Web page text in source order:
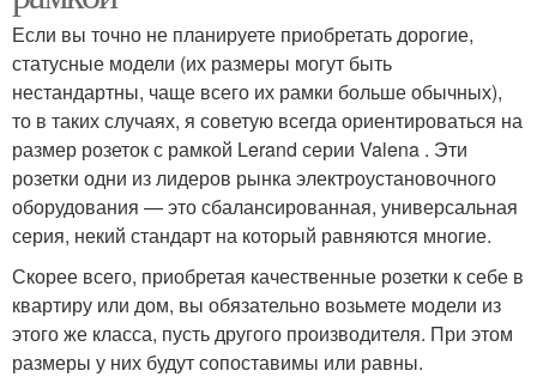
Если вы точно не планируете приобретать дорогие,
статусные модели (их размеры могут быть
нестандартны, чаще всего их рамки больше обычных),
то в таких случаях, я советую всегда ориентироваться на
размер розеток с рамкой Lerand серии Valena . Эти
розетки одни из лидеров рынка электроустановочного
оборудования — это сбалансированная, универсальная
серия, некий стандарт на который равняются многие.
Скорее всего, приобретая качественные розетки к себе в
квартиру или дом, вы обязательно возьмете модели из
этого же класса, пусть другого производителя. При этом
размеры у них будут сопоставимы или равны.